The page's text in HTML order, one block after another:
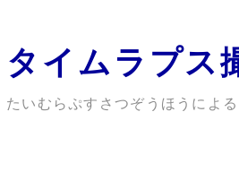
タイムラプス
たいむらぷすさつぞうほうによ